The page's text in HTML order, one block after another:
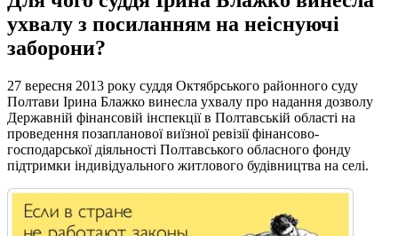
ухвалу з посиланням на неіснуючі
заборони?
27 вересня 2013 року суддя Октябрського районного суду
Полтави Ірина Блажко винесла ухвалу про надання дозволу
Державній фінансовій інспекції в Полтавській області на
проведення позапланової виїзної ревізії фінансово-
господарської діяльності Полтавського обласного фонду
підтримки індивідуального житлового будівництва на селі.